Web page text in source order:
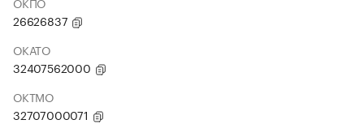
26626837
ОКАТО
32407562000
ОКТМО
32707000071